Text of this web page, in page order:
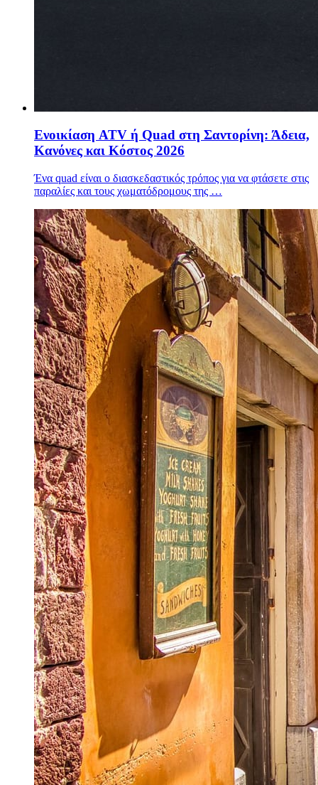
Ενοικίαση ATV ή Quad στη Σαντορίνη: Άδεια,
Κανόνες και Κόστος 2026
Ένα quad είναι ο διασκεδαστικός τρόπος για να φτάσετε στις
παραλίες και τους χωματόδρομους της …